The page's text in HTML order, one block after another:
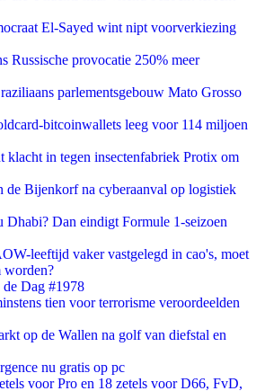
El-Sayed wint nipt voorverkiezing
Russische provocatie 250% meer
parlementsgebouw Mato Grosso
bitcoinwallets leeg voor 114 miljoen
klacht in tegen insectenfabriek Protix om
de Bijenkorf na cyberaanval op logistiek
Dhabi? Dan eindigt Formule 1-seizoen
leeftijd vaker vastgelegd in cao's, moet
worden?
Dag #1978
tien voor terrorisme veroordeelden
op de Wallen na golf van diefstal en
nu gratis op pc
voor Pro en 18 zetels voor D66, FvD,